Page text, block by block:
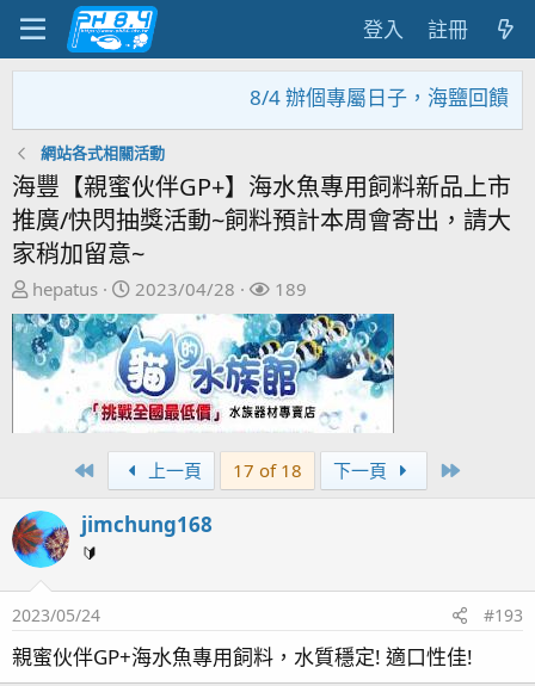
登入 註冊
8/4 辦個專屬日子，海鹽回饋活
網站各式相關活動
海豐【親蜜伙伴GP+】海水魚專用飼料新品上市
推廣/快閃抽獎活動~飼料預計本周會寄出，請大
家稍加留意~
主
題
發
起
人
hepatus
開
始
日
期
2023/04/28
關
注
者
189
First 上一頁 17 of 18 下一頁
jimchung168
🔰
2023/05/24 #193
親蜜伙伴GP+海水魚專用飼料，水質穩定! 適口性佳!